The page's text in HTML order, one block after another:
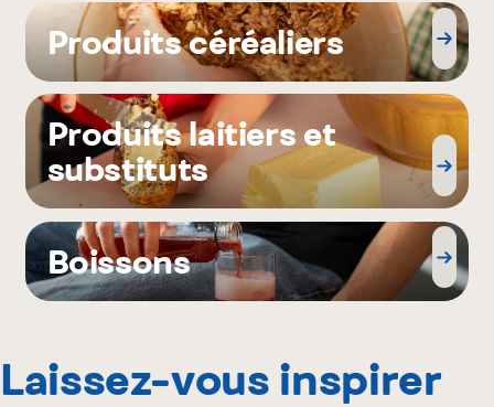
Produits céréaliers
Produits laitiers et
substituts
Boissons
Laissez-vous inspirer